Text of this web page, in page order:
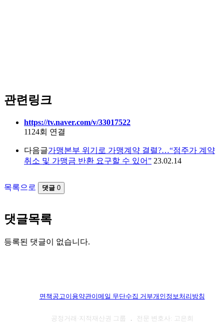
관련링크
https://tv.naver.com/v/33017522
1124회 연결
다음글가맹본부 위기로 가맹계약 결렬?…“점주가 계약
취소 및 가맹금 반환 요구할 수 있어” 23.02.14
목록으로 댓글 0
댓글목록
등록된 댓글이 없습니다.
면책공고이용약관이메일 무단수집 거부개인정보처리방침
공정거래·지적재산권 그룹
전문 변호사: 고은희